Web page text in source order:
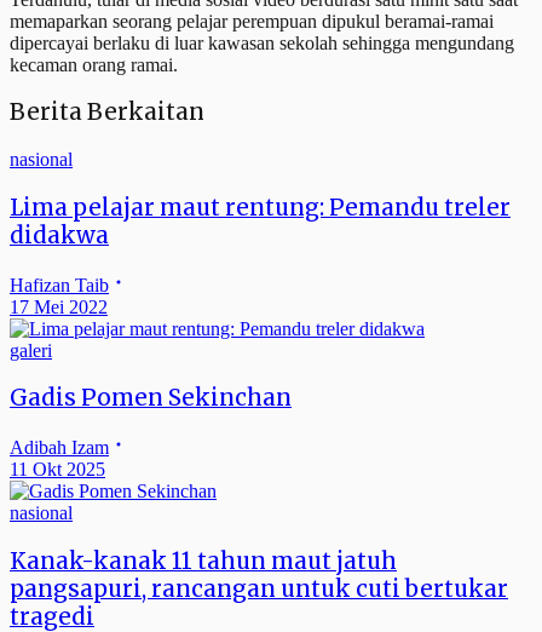
memaparkan seorang pelajar perempuan dipukul beramai-ramai
dipercayai berlaku di luar kawasan sekolah sehingga mengundang
kecaman orang ramai.
Berita Berkaitan
nasional
Lima pelajar maut rentung: Pemandu treler
didakwa
Hafizan Taib
17 Mei 2022
galeri
Gadis Pomen Sekinchan
Adibah Izam
11 Okt 2025
nasional
Kanak-kanak 11 tahun maut jatuh
pangsapuri, rancangan untuk cuti bertukar
tragedi